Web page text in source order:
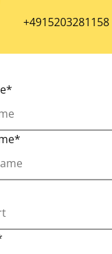
+4915203281158